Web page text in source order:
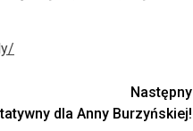
Następny
dla Anny Burzyńskiej!